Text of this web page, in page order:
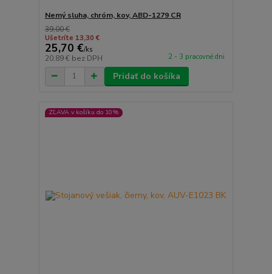
Nemý sluha, chróm, kov, ABD-1279 CR
39,00 €
Ušetríte 13,30 €
25,70 €/ks
20,89 € bez DPH 2 - 3 pracovné dni
Pridať do košíka
ZĽAVA v košíku do 10%